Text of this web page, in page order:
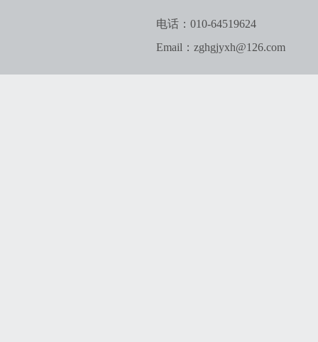
电话：010-64519624
Email：zghgjyxh@126.com